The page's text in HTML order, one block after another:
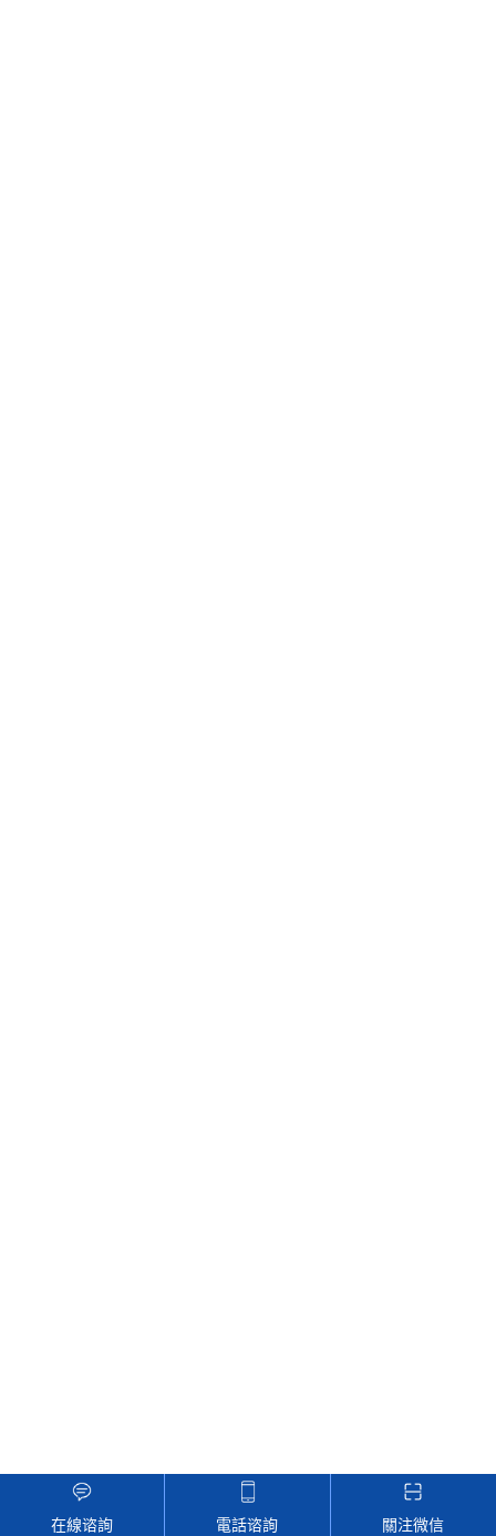
在線谘詢 電話谘詢 關注微信